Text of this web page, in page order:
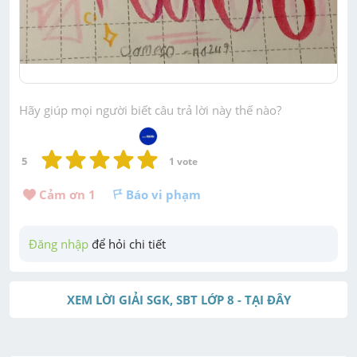
Hãy giúp mọi người biết câu trả lời này thế nào?
5 1 vote
Cảm ơn 1 Báo vi phạm
Đăng nhập để hỏi chi tiết
XEM LỜI GIẢI SGK, SBT LỚP 8 - TẠI ĐÂY